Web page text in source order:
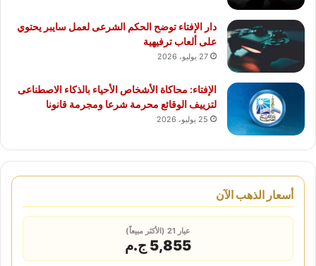
دار الإفتاء توضح الحكم الشرعى لعمل سايبر يحتوي
على ألعاب ترفيهية
27 يوليو، 2026
الإفتاء: محاكاة الأشخاص الأحياء بالذكاء الاصطناعى
لتزييف الوقائع محرمة شرعا ومجرمة قانونا
25 يوليو، 2026
أسعار الذهب الآن
عيار 21 (الأكثر مبيعاً)
5,855 ج.م